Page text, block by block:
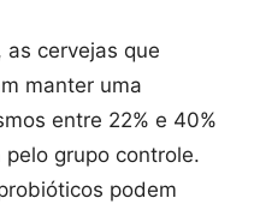
cervejas que
manter uma
entre 22% e 40%
grupo controle.
podem